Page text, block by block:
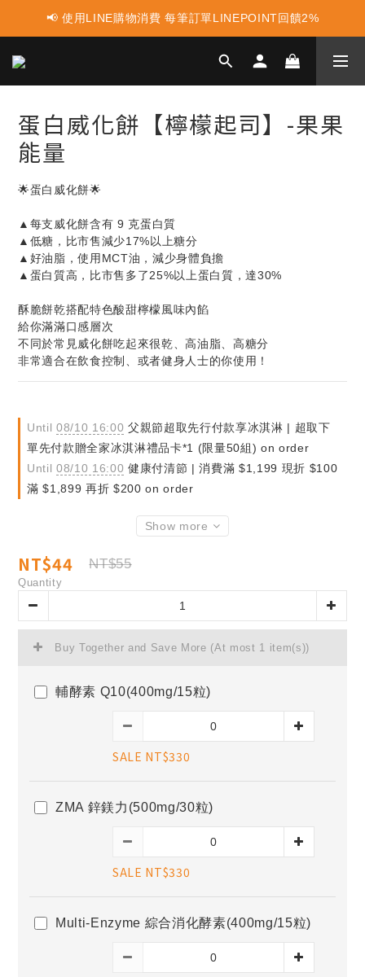
📢 蛋白點心新上市 ! 點這裡享優惠👈
📢 使用LINE購物消費 每筆訂單LINEPOINT回饋2%
📢 蛋白點心新上市 ! 點這裡享優惠👈
蛋白威化餅【檸檬起司】-果果
能量
🌟蛋白威化餅🌟
▲每支威化餅含有 9 克蛋白質
▲低糖，比市售減少17%以上糖分
▲好油脂，使用MCT油，減少身體負擔
▲蛋白質高，比市售多了25%以上蛋白質，達30%
酥脆餅乾搭配特色酸甜檸檬風味內餡
給你滿滿口感層次
不同於常見威化餅吃起來很乾、高油脂、高糖分
非常適合在飲食控制、或者健身人士的你使用！
Until 08/10 16:00 父親節超取先行付款享冰淇淋 | 超取下
單先付款贈全家冰淇淋禮品卡*1 (限量50組) on order
Until 08/10 16:00 健康付清節 | 消費滿 $1,199 現折 $100
滿 $1,899 再折 $200 on order
Show more
NT$44 NT$55
Quantity
Buy Together and Save More (At most 1 item(s))
輔酵素 Q10(400mg/15粒)
SALE NT$330
ZMA 鋅鎂力(500mg/30粒)
SALE NT$330
Multi-Enzyme 綜合消化酵素(400mg/15粒)